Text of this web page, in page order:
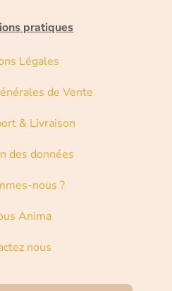
pratiques
Légales
de Vente
& Livraison
des données
nous ?
Anima
nous